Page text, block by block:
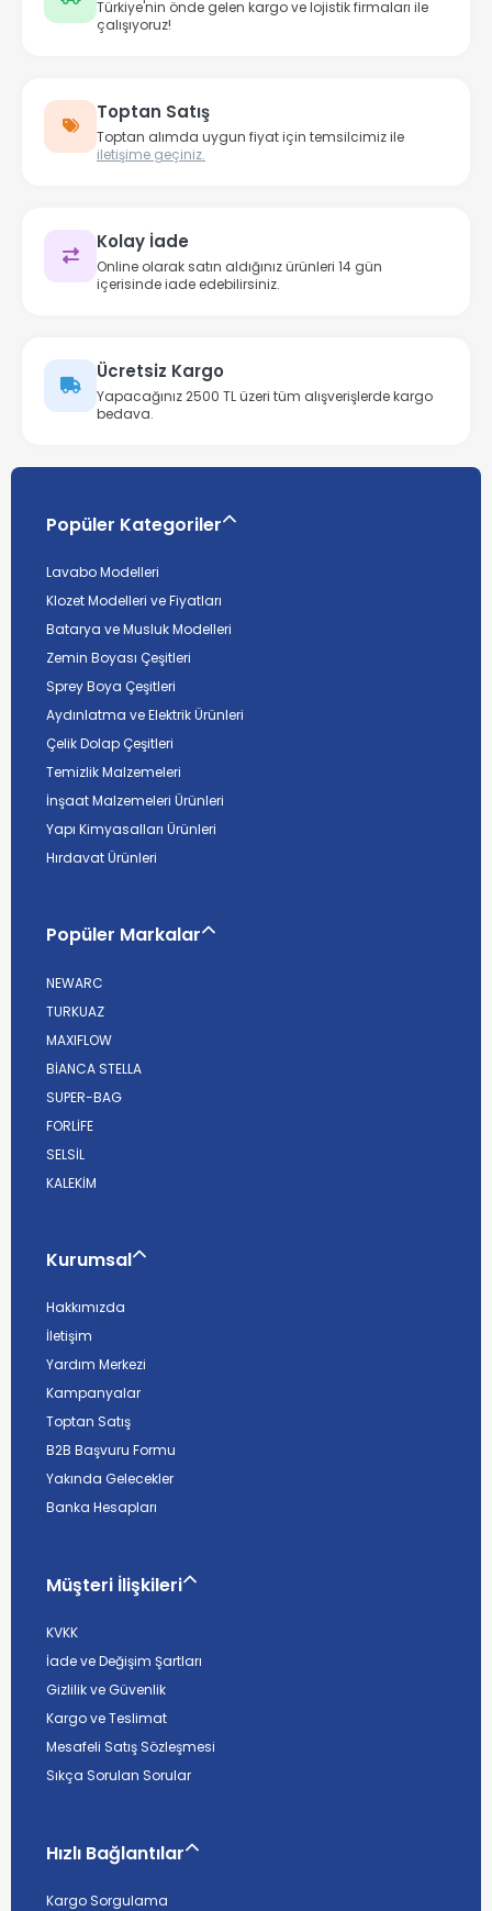
Türkiye'nin önde gelen kargo ve lojistik firmaları ile
çalışıyoruz!
Toptan Satış
Toptan alımda uygun fiyat için temsilcimiz ile
iletişime geçiniz.
Kolay İade
Online olarak satın aldığınız ürünleri 14 gün
içerisinde iade edebilirsiniz.
Ücretsiz Kargo
Yapacağınız 2500 TL üzeri tüm alışverişlerde kargo
bedava.
Popüler Kategoriler
Lavabo Modelleri
Klozet Modelleri ve Fiyatları
Batarya ve Musluk Modelleri
Zemin Boyası Çeşitleri
Sprey Boya Çeşitleri
Aydınlatma ve Elektrik Ürünleri
Çelik Dolap Çeşitleri
Temizlik Malzemeleri
İnşaat Malzemeleri Ürünleri
Yapı Kimyasalları Ürünleri
Hırdavat Ürünleri
Popüler Markalar
NEWARC
TURKUAZ
MAXIFLOW
BİANCA STELLA
SUPER-BAG
FORLİFE
SELSİL
KALEKİM
Kurumsal
Hakkımızda
İletişim
Yardım Merkezi
Kampanyalar
Toptan Satış
B2B Başvuru Formu
Yakında Gelecekler
Banka Hesapları
Müşteri İlişkileri
KVKK
İade ve Değişim Şartları
Gizlilik ve Güvenlik
Kargo ve Teslimat
Mesafeli Satış Sözleşmesi
Sıkça Sorulan Sorular
Hızlı Bağlantılar
Kargo Sorgulama